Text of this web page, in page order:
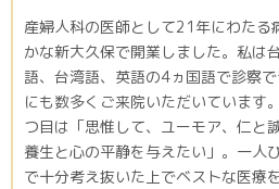
産婦人科の医師として21年にわたる
かな新大久保で開業しました。私は
語、台湾語、英語の4ヵ国語で診察
にも数多くご来院いただいています
つ目は「思惟して、ユーモア、仁と
養生と心の平静を与えたい」。一人
で十分考え抜いた上でベストな医療